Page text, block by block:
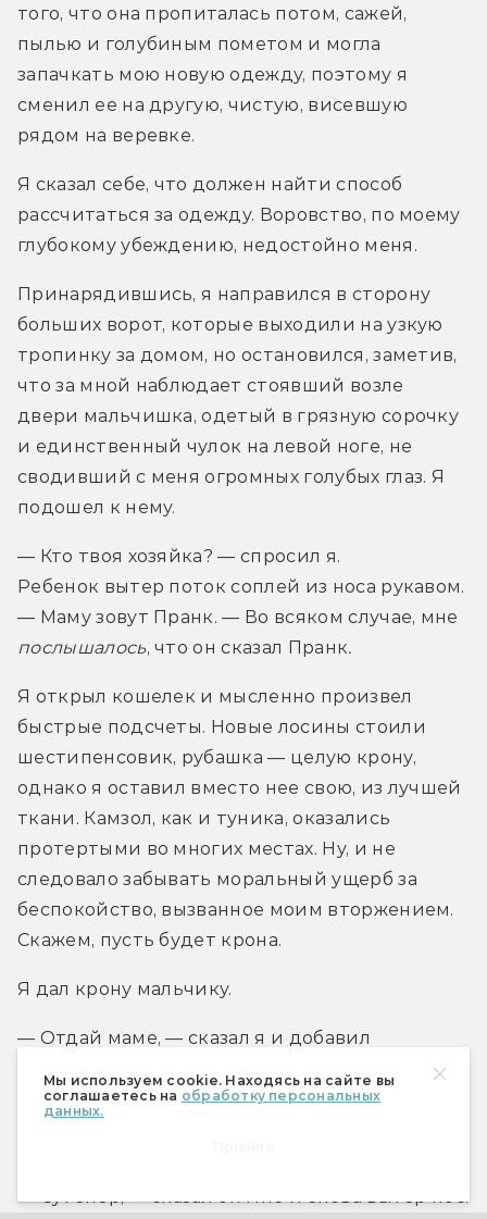
Мы используем cookie. Находясь на сайте вы
соглашаетесь на обработку персональных
данных.
того, что она пропиталась потом, сажей,
пылью и голубиным пометом и могла
запачкать мою новую одежду, поэтому я
сменил ее на другую, чистую, висевшую
рядом на веревке.
Я сказал себе, что должен найти способ
рассчитаться за одежду. Воровство, по моему
глубокому убеждению, недостойно меня.
Принарядившись, я направился в сторону
больших ворот, которые выходили на узкую
тропинку за домом, но остановился, заметив,
что за мной наблюдает стоявший возле
двери мальчишка, одетый в грязную сорочку
и единственный чулок на левой ноге, не
сводивший с меня огромных голубых глаз. Я
подошел к нему.
— Кто твоя хозяйка? — спросил я.
Ребенок вытер поток соплей из носа рукавом.
послышалось, что он сказал Пранк.
Я открыл кошелек и мысленно произвел
быстрые подсчеты. Новые лосины стоили
шестипенсовик, рубашка — целую крону,
однако я оставил вместо нее свою, из лучшей
ткани. Камзол, как и туника, оказались
протертыми во многих местах. Ну, и не
следовало забывать моральный ущерб за
беспокойство, вызванное моим вторжением.
Скажем, пусть будет крона.
Я дал крону мальчику.
— Отдай маме, — сказал я и добавил
Мальчишка взглянул на серебряные монеты у
— Сутенер, — сказал он мне и снова вытер нос.